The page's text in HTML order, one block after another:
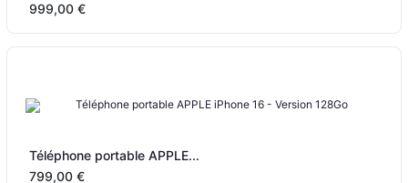
999,00 €
Téléphone portable APPLE...
799,00 €